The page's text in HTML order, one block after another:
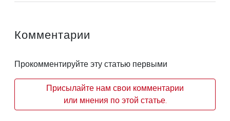
Комментарии
Прокомментируйте эту статью первыми
Присылайте нам свои комментарии
или мнения по этой статье.